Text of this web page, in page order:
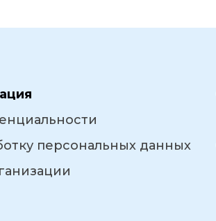
персональных данных